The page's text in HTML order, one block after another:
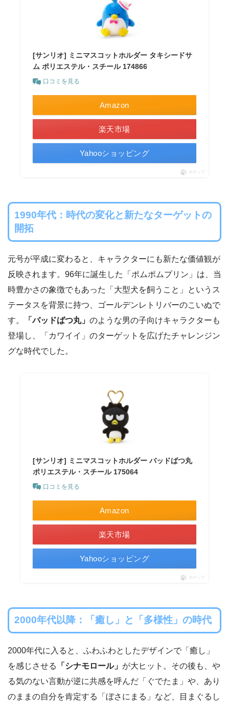
[サンリオ] ミニマスコットホルダー タキシードサ
ム ポリエステル・スチール 174866
口コミを見る
Amazon
楽天市場
Yahooショッピング
ポチップ
1990年代：時代の変化と新たなターゲットの
開拓
元号が平成に変わると、キャラクターにも新たな価値観が
反映されます。96年に誕生した「ポムポムプリン」は、当
時豊かさの象徴でもあった「大型犬を飼うこと」というス
テータスを背景に持つ、ゴールデンレトリバーのこいぬで
す。
「バッドばつ丸」 のような男の子向けキャラクターも
登場し、「カワイイ」のターゲットを広げたチャレンジン
グな時代でした。
[サンリオ] ミニマスコットホルダー バッドばつ丸
ポリエステル・スチール 175064
口コミを見る
Amazon
楽天市場
Yahooショッピング
ポチップ
2000年代以降：「癒し」と「多様性」の時代
2000年代に入ると、ふわふわとしたデザインで「癒し」
を感じさせる
「シナモロール」 が大ヒット。その後も、や
る気のない言動が逆に共感を呼んだ「ぐでたま」や、あり
のままの自分を肯定する「ぼさにまる」など、目まぐるし